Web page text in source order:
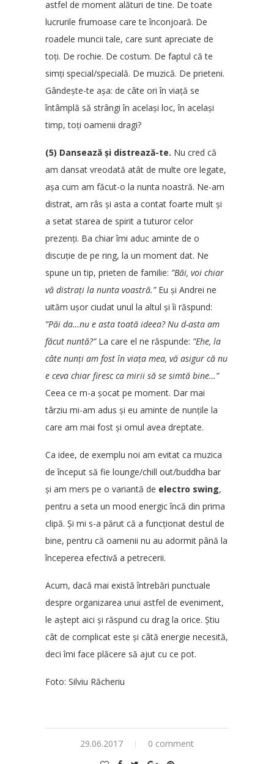
astfel de moment alături de tine. De toate
lucrurile frumoase care te înconjoară. De
roadele muncii tale, care sunt apreciate de
toți. De rochie. De costum. De faptul că te
simți special/specială. De muzică. De prieteni.
Gândește-te așa: de câte ori în viață se
întâmplă să strângi în același loc, în același
timp, toți oamenii dragi?
(5) Dansează și distrează-te. Nu cred că
am dansat vreodată atât de multe ore legate,
așa cum am făcut-o la nunta noastră. Ne-am
distrat, am râs și asta a contat foarte mult și
a setat starea de spirit a tuturor celor
prezenți. Ba chiar îmi aduc aminte de o
discuție de pe ring, la un moment dat. Ne
spune un tip, prieten de familie: ”Băi, voi chiar
vă distrați la nunta voastră.”Eu și Andrei ne
uităm ușor ciudat unul la altul și îi răspund:
”Păi da…nu e asta toată ideea? Nu d-asta am
făcut nuntă?”La care el ne răspunde: ”Ehe, la
câte nunți am fost în viața mea, vă asigur că nu
e ceva chiar firesc ca mirii să se simtă bine…”
Ceea ce m-a șocat pe moment. Dar mai
târziu mi-am adus și eu aminte de nunțile la
care am mai fost și omul avea dreptate.
Ca idee, de exemplu noi am evitat ca muzica
de început să fie lounge/chill out/buddha bar
și am mers pe o variantă de electro swing,
pentru a seta un mood energic încă din prima
clipă. Și mi s-a părut că a funcționat destul de
bine, pentru că oamenii nu au adormit până la
începerea efectivă a petrecerii.
Acum, dacă mai există întrebări punctuale
despre organizarea unui astfel de eveniment,
le aștept aici și răspund cu drag la orice. Știu
cât de complicat este și câtă energie necesită,
deci îmi face plăcere să ajut cu ce pot.
Foto: Silviu Răcheriu
29.06.2017 0 comment